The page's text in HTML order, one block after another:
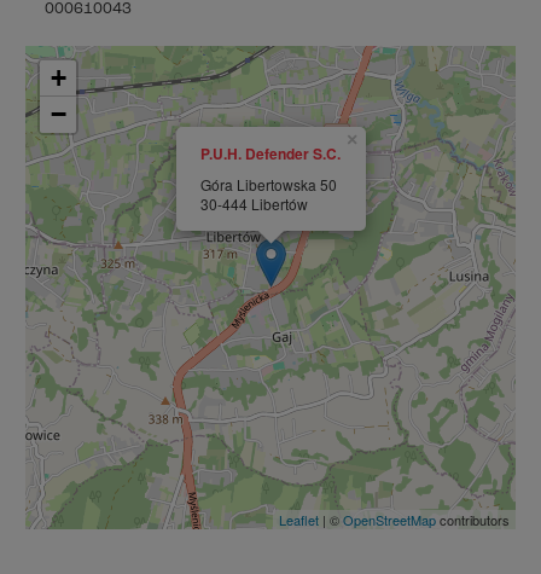
000610043
P.U.H. Defender S.C.
Góra Libertowska 50
30-444 Libertów
×
+
−
Leaflet | ©OpenStreetMapcontributors